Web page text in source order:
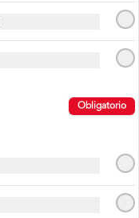
Obligatorio